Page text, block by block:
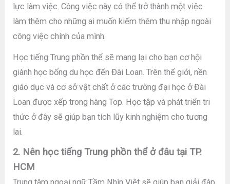
lực làm việc. Công việc này có thể trở thành một việc
làm thêm cho những ai muốn kiếm thêm thu nhập ngoài
công việc chính của mình.
Học tiếng Trung phồn thể sẽ mang lại cho bạn cơ hội
giành học bổng du học đến Đài Loan. Trên thế giới, nền
giáo dục và cơ sở vật chất ở các trường đại học ở Đài
Loan được xếp trong hàng Top. Học tập và phát triển tri
thức ở đây sẽ giúp bạn tích lũy kinh nghiệm cho tương
lai.
2. Nên học tiếng Trung phồn thể ở đâu tại TP.
HCM